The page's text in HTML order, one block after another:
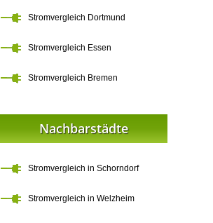
Stromvergleich Dortmund
Stromvergleich Essen
Stromvergleich Bremen
Nachbarstädte
Stromvergleich in Schorndorf
Stromvergleich in Welzheim